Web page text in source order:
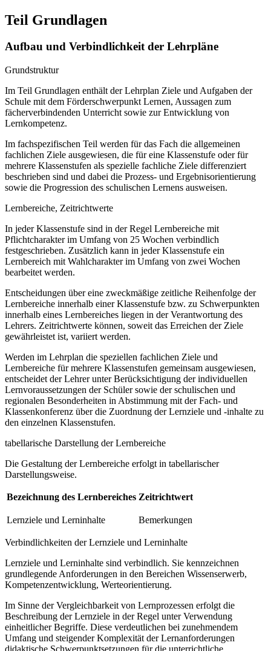
Teil Grundlagen
Aufbau und Verbindlichkeit der Lehrpläne
Grundstruktur
Im Teil Grundlagen enthält der Lehrplan Ziele und Aufgaben der
Schule mit dem Förderschwerpunkt Lernen, Aussagen zum
fächerverbindenden Unterricht sowie zur Entwicklung von
Lernkompetenz.
Im fachspezifischen Teil werden für das Fach die allgemeinen
fachlichen Ziele ausgewiesen, die für eine Klassenstufe oder für
mehrere Klassenstufen als spezielle fachliche Ziele differenziert
beschrieben sind und dabei die Prozess- und Ergebnisorientierung
sowie die Progression des schulischen Lernens ausweisen.
Lernbereiche, Zeitrichtwerte
In jeder Klassenstufe sind in der Regel Lernbereiche mit
Pflichtcharakter im Umfang von 25 Wochen verbindlich
festgeschrieben. Zusätzlich kann in jeder Klassenstufe ein
Lernbereich mit Wahlcharakter im Umfang von zwei Wochen
bearbeitet werden.
Entscheidungen über eine zweckmäßige zeitliche Reihenfolge der
Lernbereiche innerhalb einer Klassenstufe bzw. zu Schwerpunkten
innerhalb eines Lernbereiches liegen in der Verantwortung des
Lehrers. Zeitrichtwerte können, soweit das Erreichen der Ziele
gewährleistet ist, variiert werden.
Werden im Lehrplan die speziellen fachlichen Ziele und
Lernbereiche für mehrere Klassenstufen gemeinsam ausgewiesen,
entscheidet der Lehrer unter Berücksichtigung der individuellen
Lernvoraussetzungen der Schüler sowie der schulischen und
regionalen Besonderheiten in Abstimmung mit der Fach- und
Klassenkonferenz über die Zuordnung der Lernziele und -inhalte zu
den einzelnen Klassenstufen.
tabellarische Darstellung der Lernbereiche
Die Gestaltung der Lernbereiche erfolgt in tabellarischer
Darstellungsweise.
Bezeichnung des Lernbereiches Zeitrichtwert
Lernziele und Lerninhalte Bemerkungen
Verbindlichkeiten der Lernziele und Lerninhalte
Lernziele und Lerninhalte sind verbindlich. Sie kennzeichnen
grundlegende Anforderungen in den Bereichen Wissenserwerb,
Kompetenzentwicklung, Werteorientierung.
Im Sinne der Vergleichbarkeit von Lernprozessen erfolgt die
Beschreibung der Lernziele in der Regel unter Verwendung
einheitlicher Begriffe. Diese verdeutlichen bei zunehmendem
Umfang und steigender Komplexität der Lernanforderungen